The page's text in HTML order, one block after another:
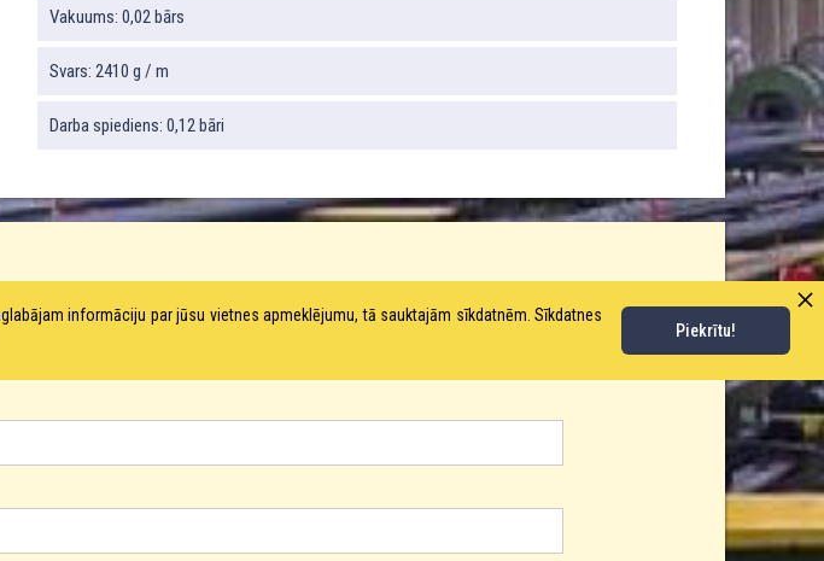
Vakuums: 0,02 bārs
Svars: 2410 g / m
Darba spiediens: 0,12 bāri
informāciju par jūsu vietnes apmeklējumu, tā sauktajām sīkdatnēm. Sīkdatnes
Piekrītu!